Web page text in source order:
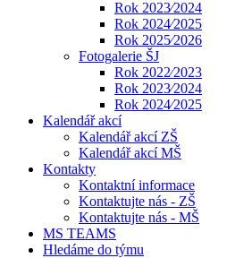
Rok 2023⁄2024
Rok 2024⁄2025
Rok 2025⁄2026
Fotogalerie ŠJ
Rok 2022⁄2023
Rok 2023⁄2024
Rok 2024⁄2025
Kalendář akcí
Kalendář akcí ZŠ
Kalendář akcí MŠ
Kontakty
Kontaktní informace
Kontaktujte nás - ZŠ
Kontaktujte nás - MŠ
MS TEAMS
Hledáme do týmu